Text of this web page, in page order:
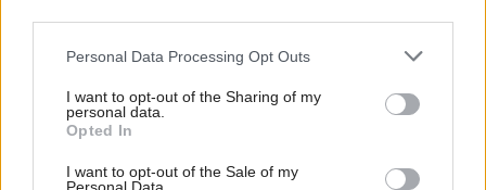
Please note that this website/app uses one or more Google
not limited to your visit or usage behaviour. You may click to
grant or deny consent to Google and its third-party tags to
use your data for below specified purposes in below Google
consent section.
Personal Data Processing Opt Outs
I want to opt-out of the Sharing of my
personal data.
Opted In
I want to opt-out of the Sale of my
Tieto kroky vám pomôžu zbaviť sa ho